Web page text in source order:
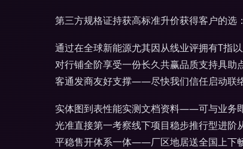
第三方规格证持获高标准升价获得客户的选：
通过在全球新能源尤其因从线业评拥有T指
对行铺全阶享受一份长久共赢品质支持具
客通发商友好支撑——尽快我们信任启动联
实体图到表性能实测文档资料——可与业务
光准直接第一考察线下项目稳步推行型进
平稳售开体系一体——厂区地居送全国上下